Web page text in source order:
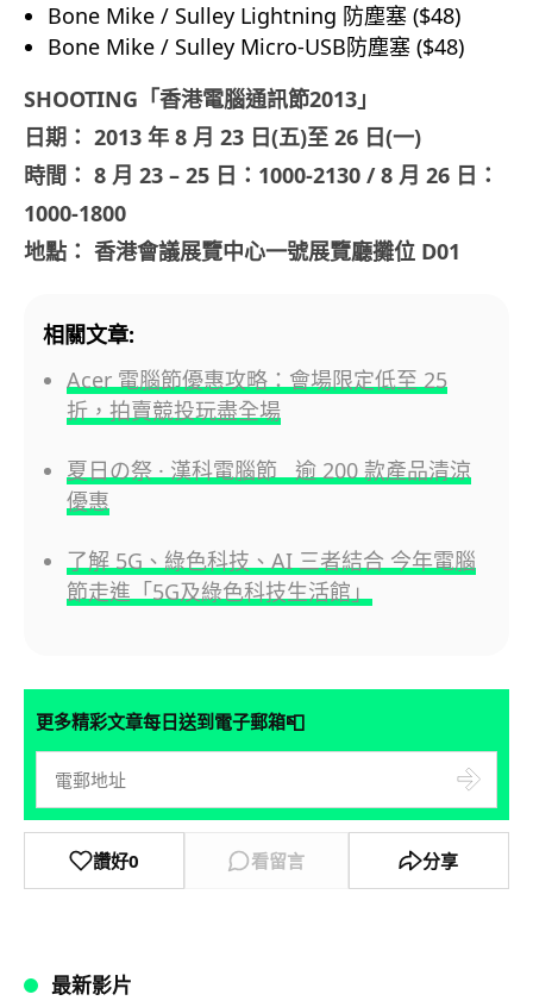
Bone Mike / Sulley Lightning 防塵塞 ($48)
Bone Mike / Sulley Micro-USB防塵塞 ($48)
SHOOTING「香港電腦通訊節2013」
日期： 2013 年 8 月 23 日(五)至 26 日(一)
時間： 8 月 23 – 25 日：1000-2130 / 8 月 26 日：
1000-1800
地點： 香港會議展覽中心一號展覽廳攤位 D01
相關文章:
Acer 電腦節優惠攻略：會場限定低至 25
折，拍賣競投玩盡全場
夏日の祭 · 漢科電腦節 逾 200 款產品清涼
優惠
了解 5G、綠色科技、AI 三者結合 今年電腦
節走進「5G及綠色科技生活館」
更多精彩文章每日送到電子郵箱📮
讚好0 看留言 分享
最新影片